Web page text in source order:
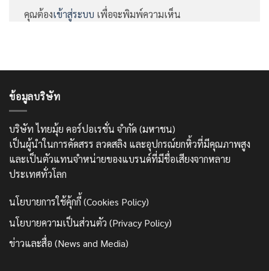
คุณต้องเข้าสู่ระบบ เพื่อจะพิมพ์ความเห็น
ข้อมูลบริษัท
บริษัท ไทยมุ้ย คอร์ปอเรชั่น จำกัด (มหาชน)
เป็นผู้นำในการคัดสรร ลวดสลิง และอุปกรณ์ยกหิ้วที่มีคุณภาพสูง
และเป็นตัวแทนจำหน่ายของแบรนด์ที่มีชื่อเสียงจากหลาย
ประเทศทั่วโลก
นโยบายการใช้คุ้กกี้ (Cookies Policy)
นโยบายความเป็นส่วนตัว (Privacy Policy)
ข่าวและสื่อ (News and Media)